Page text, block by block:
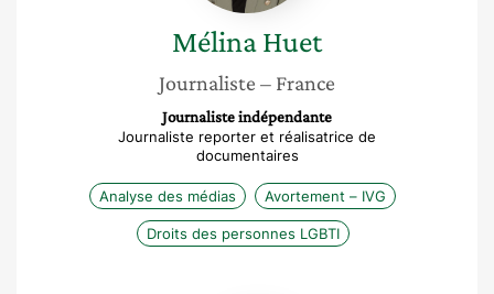
MélinaHuet
Journaliste – France
Journaliste indépendante
Journaliste reporter et réalisatrice de
documentaires
Analyse des médias Avortement – IVG
Droits des personnes LGBTI